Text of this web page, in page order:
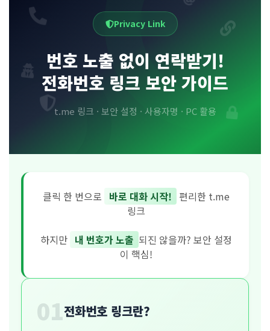
Privacy Link
번호 노출 없이 연락받기!
전화번호 링크 보안 가이드
t.me 링크 · 보안 설정 · 사용자명 · PC 활용
클릭 한 번으로 바로 대화 시작! 편리한 t.me
링크
하지만 내 번호가 노출 되진 않을까? 보안 설정
이 핵심!
01전화번호 링크란?